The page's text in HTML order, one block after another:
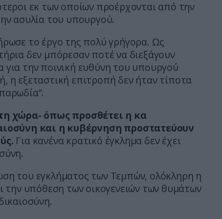
εκ των οποίων προέρχονται από την
ασυλία του υπουργού.
το έργο της πολύ γρήγορα. Ως
δεν μπόρεσαν ποτέ να διεξάγουν
για την ποινική ευθύνη του υπουργού
η εξεταστική επιτροπή δεν ήταν τίποτα
χώρα- όπως προσθέτει η κα
και η κυβέρνηση προστατεύουν
Για κανένα κρατικό έγκλημα δεν έχει
του εγκλήματος των Τεμπών, ολόκληρη η
την υπόθεση των οικογενειών των θυμάτων